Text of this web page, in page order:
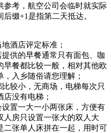
参考，航空公司会临时就实际
缀+1是指第二天抵达。
酒店评定标准；
供的早餐通常只有面包、咖
早餐都比较一般，相对其他欧
入乡随俗请您理解；
较小，无商场，电梯每次只
没有电梯；
置一大一小两张床，方便有
人房只设置一张大的双人大
二张单人床拼在一起，用时可